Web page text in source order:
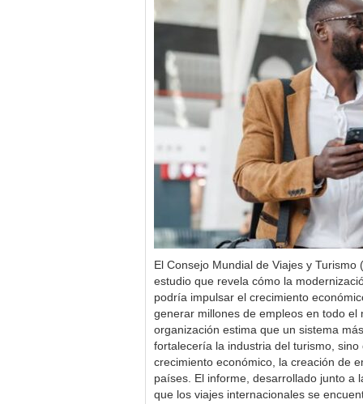
El Consejo Mundial de Viajes y
estudio que revela cómo la
podría impulsar el crecimiento
generar millones de empleos en todo el
organización estima que un sistema
fortalecería la industria del turismo,
crecimiento económico, la creación de
países. El informe, desarrollado junto a
que los viajes internacionales se